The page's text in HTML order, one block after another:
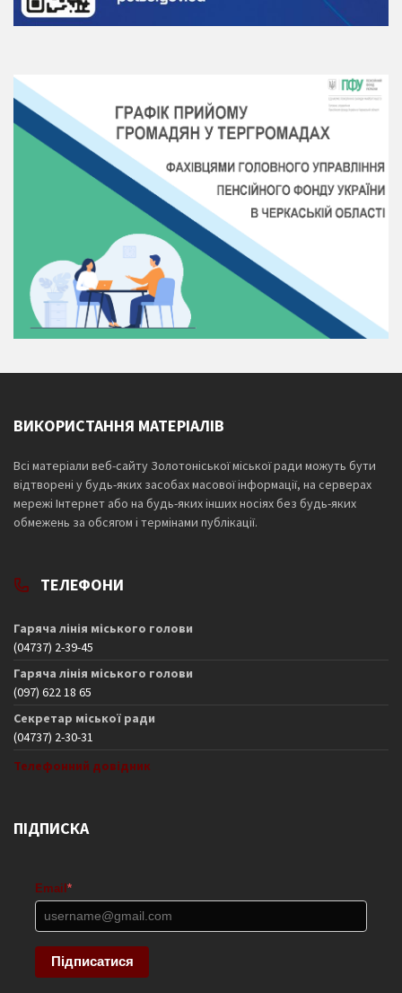
ВИКОРИСТАННЯ МАТЕРІАЛІВ
Всі матеріали веб-сайту Золотоніської міської ради можуть бути
відтворені у будь-яких засобах масової інформації, на серверах
мережі Інтернет або на будь-яких інших носіях без будь-яких
обмежень за обсягом і термінами публікації.
ТЕЛЕФОНИ
Гаряча лінія міського голови
(04737) 2-39-45
Гаряча лінія міського голови
(097) 622 18 65
Секретар міської ради
(04737) 2-30-31
Телефонний довідник
ПІДПИСКА
Email *
Підписатися